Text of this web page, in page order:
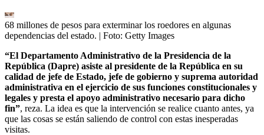
68 millones de pesos para exterminar los roedores en algunas
dependencias del estado. | Foto: Getty Images
“El Departamento Administrativo de la Presidencia de la
República (Dapre) asiste al presidente de la República en su
calidad de jefe de Estado, jefe de gobierno y suprema autoridad
administrativa en el ejercicio de sus funciones constitucionales y
legales y presta el apoyo administrativo necesario para dicho
fin”, reza. La idea es que la intervención se realice cuanto antes, ya
que las cosas se están saliendo de control con estas inesperadas
visitas.